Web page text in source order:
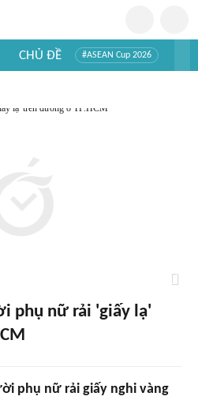
CHỦ ĐỀ #ASEAN Cup 2026
phụ nữ rải 'giấy lạ'
phụ nữ rải giấy nghi vàng